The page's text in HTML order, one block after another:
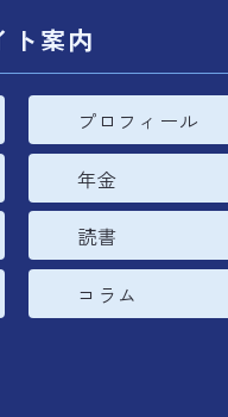
ト案内
プロフィー
年
読
コラ